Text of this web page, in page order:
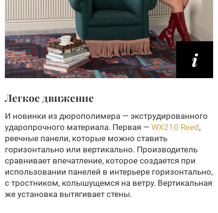
Легкое движение
И новинки из дюрополимера — экструдированного
ударопрочного материала. Первая — WX210 Reed,
реечные панели, которые можно ставить
горизонтально или вертикально. Производитель
сравнивает впечатление, которое создается при
использовании панелей в интерьере горизонтально,
с тростником, колышущемся на ветру. Вертикальная
же установка вытягивает стены.